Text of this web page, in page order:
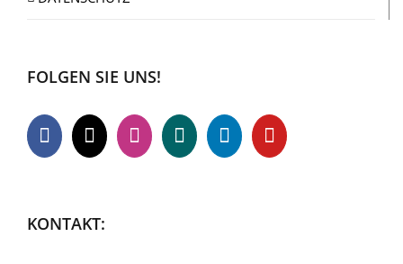
FOLGEN SIE UNS!
KONTAKT: